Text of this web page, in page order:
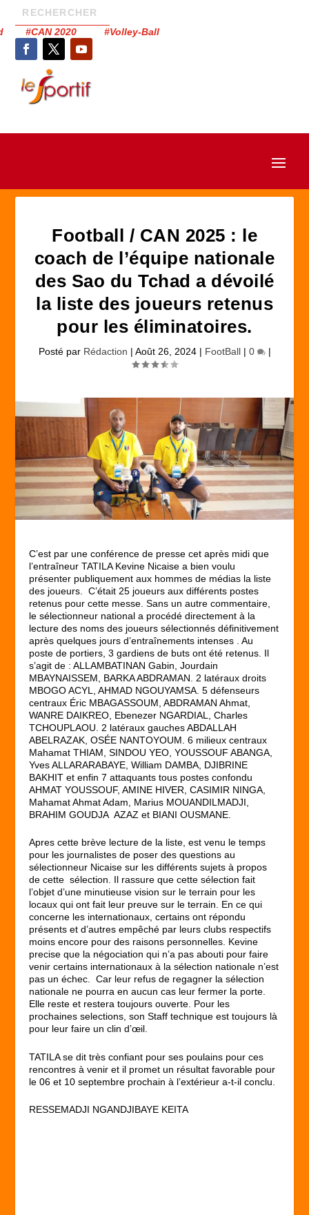
#CAN 2020 #Volley-Ball
Football / CAN 2025 : le
coach de l’équipe nationale
des Sao du Tchad a dévoilé
la liste des joueurs retenus
pour les éliminatoires.
Posté par Rédaction | Août 26, 2024| FootBall| 0 |
C’est par une conférence de presse cet après midi que
l’entraîneur TATILA Kevine Nicaise a bien voulu
présenter publiquement aux hommes de médias la liste
des joueurs. C’était 25 joueurs aux différents postes
retenus pour cette messe. Sans un autre commentaire,
le sélectionneur national a procédé directement à la
lecture des noms des joueurs sélectionnés définitivement
après quelques jours d’entraînements intenses . Au
poste de portiers, 3 gardiens de buts ont été retenus. Il
s’agit de : ALLAMBATINAN Gabin, Jourdain
MBAYNAISSEM, BARKA ABDRAMAN. 2 latéraux droits
MBOGO ACYL, AHMAD NGOUYAMSA. 5 défenseurs
centraux Éric MBAGASSOUM, ABDRAMAN Ahmat,
WANRE DAIKREO, Ebenezer NGARDIAL, Charles
TCHOUPLAOU. 2 latéraux gauches ABDALLAH
ABELRAZAK, OSÉE NANTOYOUM. 6 milieux centraux
Mahamat THIAM, SINDOU YEO, YOUSSOUF ABANGA,
Yves ALLARARABAYE, William DAMBA, DJIBRINE
BAKHIT et enfin 7 attaquants tous postes confondu
AHMAT YOUSSOUF, AMINE HIVER, CASIMIR NINGA,
Mahamat Ahmat Adam, Marius MOUANDILMADJI,
BRAHIM GOUDJA AZAZ et BIANI OUSMANE.
Apres cette brève lecture de la liste, est venu le temps
pour les journalistes de poser des questions au
sélectionneur Nicaise sur les différents sujets à propos
de cette sélection. Il rassure que cette sélection fait
l’objet d’une minutieuse vision sur le terrain pour les
locaux qui ont fait leur preuve sur le terrain. En ce qui
concerne les internationaux, certains ont répondu
présents et d’autres empêché par leurs clubs respectifs
moins encore pour des raisons personnelles. Kevine
precise que la négociation qui n’a pas abouti pour faire
venir certains internationaux à la sélection nationale n’est
pas un échec. Car leur refus de regagner la sélection
nationale ne pourra en aucun cas leur fermer la porte.
Elle reste et restera toujours ouverte. Pour les
prochaines selections, son Staff technique est toujours là
pour leur faire un clin d’œil.
TATILA se dit très confiant pour ses poulains pour ces
rencontres à venir et il promet un résultat favorable pour
le 06 et 10 septembre prochain à l’extérieur a-t-il conclu.
RESSEMADJI NGANDJIBAYE KEITA